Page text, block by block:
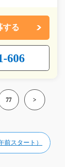
する
606
77 >
前スタート）